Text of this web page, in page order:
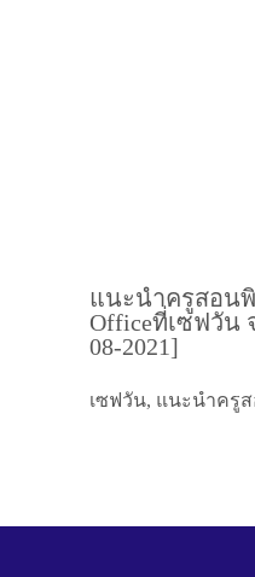
แนะนำครูสอน
Officeที่เซฟวัน
08-2021]
เซฟวัน, แนะนำครูส